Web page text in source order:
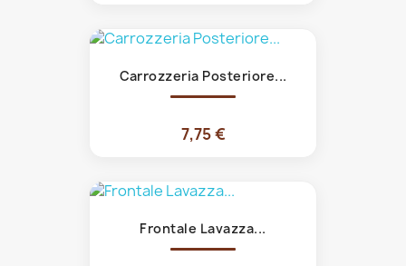
Carrozzeria Posteriore...
7,75 €
Frontale Lavazza...